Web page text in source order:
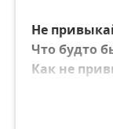
Не
Что будто
Как не